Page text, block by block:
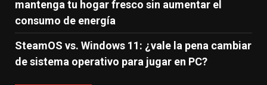
mantenga tu hogar fresco sin aumentar el
consumo de energía
SteamOS vs. Windows 11: ¿vale la pena cambiar
de sistema operativo para jugar en PC?